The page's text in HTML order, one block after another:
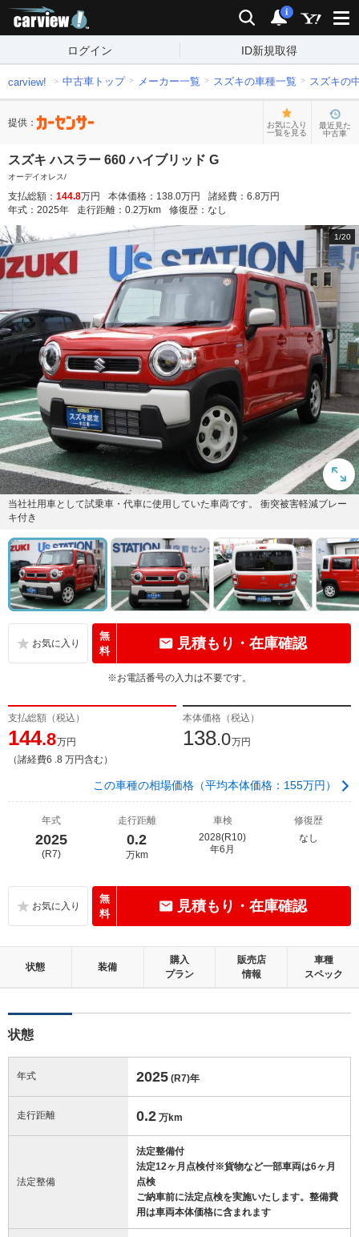
検索 通知
i
ログイン ID新規取得
carview! 中古車トップ メーカー一覧 スズキの車種一覧 スズキの
提供：
お気に入り
一覧を見る
最近見た
中古車
スズキ ハスラー 660 ハイブリッド G
オーデイオレス/
支払総額： 144.8万円 本体価格： 138.0万円 諸経費： 6.8万円
年式： 2025年 走行距離： 0.2万km 修復歴： なし
1/20
当社社用車として試乗車・代車に使用していた車両です。 衝突被害軽減ブレー
キ付き
無
料
見積もり・在庫確認
※お電話番号の入力は不要です。
支払総額（税込）
144.8万円
（諸経費6 .8 万円含む）
本体価格（税込）
138.0万円
この車種の相場価格（平均本体価格：155万円）
年式
2025
(R7)
走行距離
0.2
万km
車検
2028(R10)
年6月
修復歴
なし
無
料
見積もり・在庫確認
状態 装備
購入
プラン
販売店
情報
車種
スペック
状態
年式 2025 (R7)年
走行距離 0.2 万km
法定整備
法定整備付
法定12ヶ月点検付※貨物など一部車両は6ヶ月
点検
ご納車前に法定点検を実施いたします。整備費
用は車両本体価格に含まれます